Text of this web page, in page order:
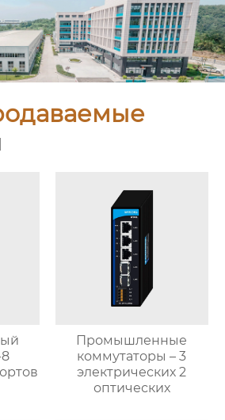
Промышленные
коммутаторы – 3
электрических 2
оптических